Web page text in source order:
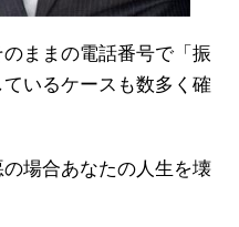
ままの電話番号で「振
いるケースも数多く確
場合あなたの人生を壊